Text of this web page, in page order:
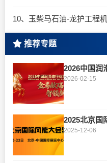
推荐专题
2026中国润
2026-02-15
2025北京国
2025-12-06